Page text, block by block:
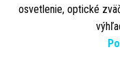
osvetlenie, optické